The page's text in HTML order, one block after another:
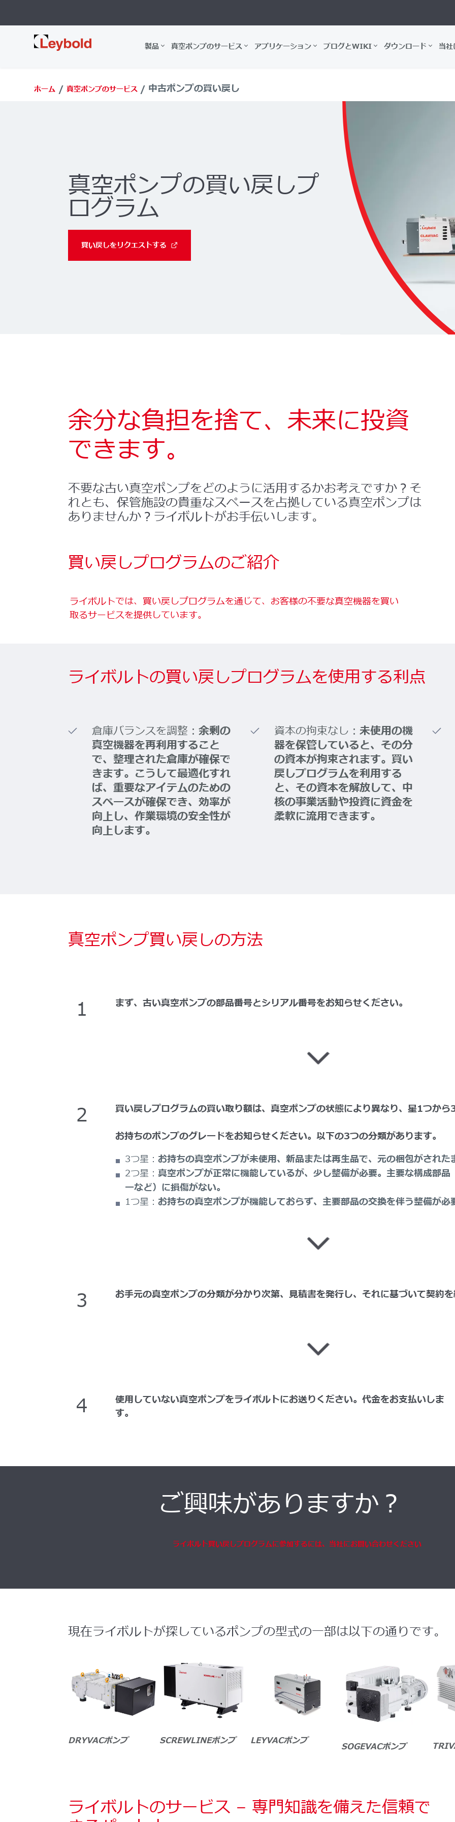
Leybold 製品 真空ポンプのサービス アプリケーション ブログとWIKI ダウンロード 当
ホーム 真空ポンプのサービス 中古ポンプの買い戻し
真空ポンプの買い戻しプ
ログラム
買い戻しをリクエストする
余分な負担を捨て、未来に投資
できます。
不要な古い真空ポンプをどのように活用するかお考えですか？そ
れとも、保管施設の貴重なスペースを占拠している真空ポンプは
ありませんか？ライボルトがお手伝いします。
買い戻しプログラムのご紹介
ライボルトでは、買い戻しプログラムを通じて、お客様の不要な真空機器を買い
取るサービスを提供しています。
ライボルトの買い戻しプログラムを使用する利点
倉庫バランスを調整：余剰の
真空機器を再利用すること
で、整理された倉庫が確保で
きます。こうして最適化すれ
ば、重要なアイテムのための
スペースが確保でき、効率が
向上し、作業環境の安全性が
向上します。
資本の拘束なし： 未使用の機
器を保管していると、その分
の資本が拘束されます。買い
戻しプログラムを利用する
と、その資本を解放して、中
核の事業活動や投資に資金を
柔軟に流用できます。
真空ポンプ買い戻しの方法
1 まず、古い真空ポンプの部品番号とシリアル番号をお知らせください。
2
買い戻しプログラムの買い取り額は、真空ポンプの状態により異なり、星1つから
お持ちのポンプのグレードをお知らせください。以下の3つの分類があります。
3つ星：お持ちの真空ポンプが未使用、新品または再生品で、元の梱包がされた
2つ星：真空ポンプが正常に機能しているが、少し整備が必要。主要な構成部
ーなど）に損傷がない。
1つ星：お持ちの真空ポンプが機能しておらず、主要部品の交換を伴う整備が必
3 お手元の真空ポンプの分類が分かり次第、見積書を発行し、それに基づいて契約を
4
使用していない真空ポンプをライボルトにお送りください。代金をお支払いしま
す。
ご興味がありますか？
ライボルト買い戻しプログラムに参加するには、当社にお問い合わせください
現在ライボルトが探しているポンプの型式の一部は以下の通りです。
DRYVACポンプ SCREWLINEポンプ LEYVACポンプ
SOGEVACポンプ
ライボルトのサービス – 専門知識を備えた信頼で